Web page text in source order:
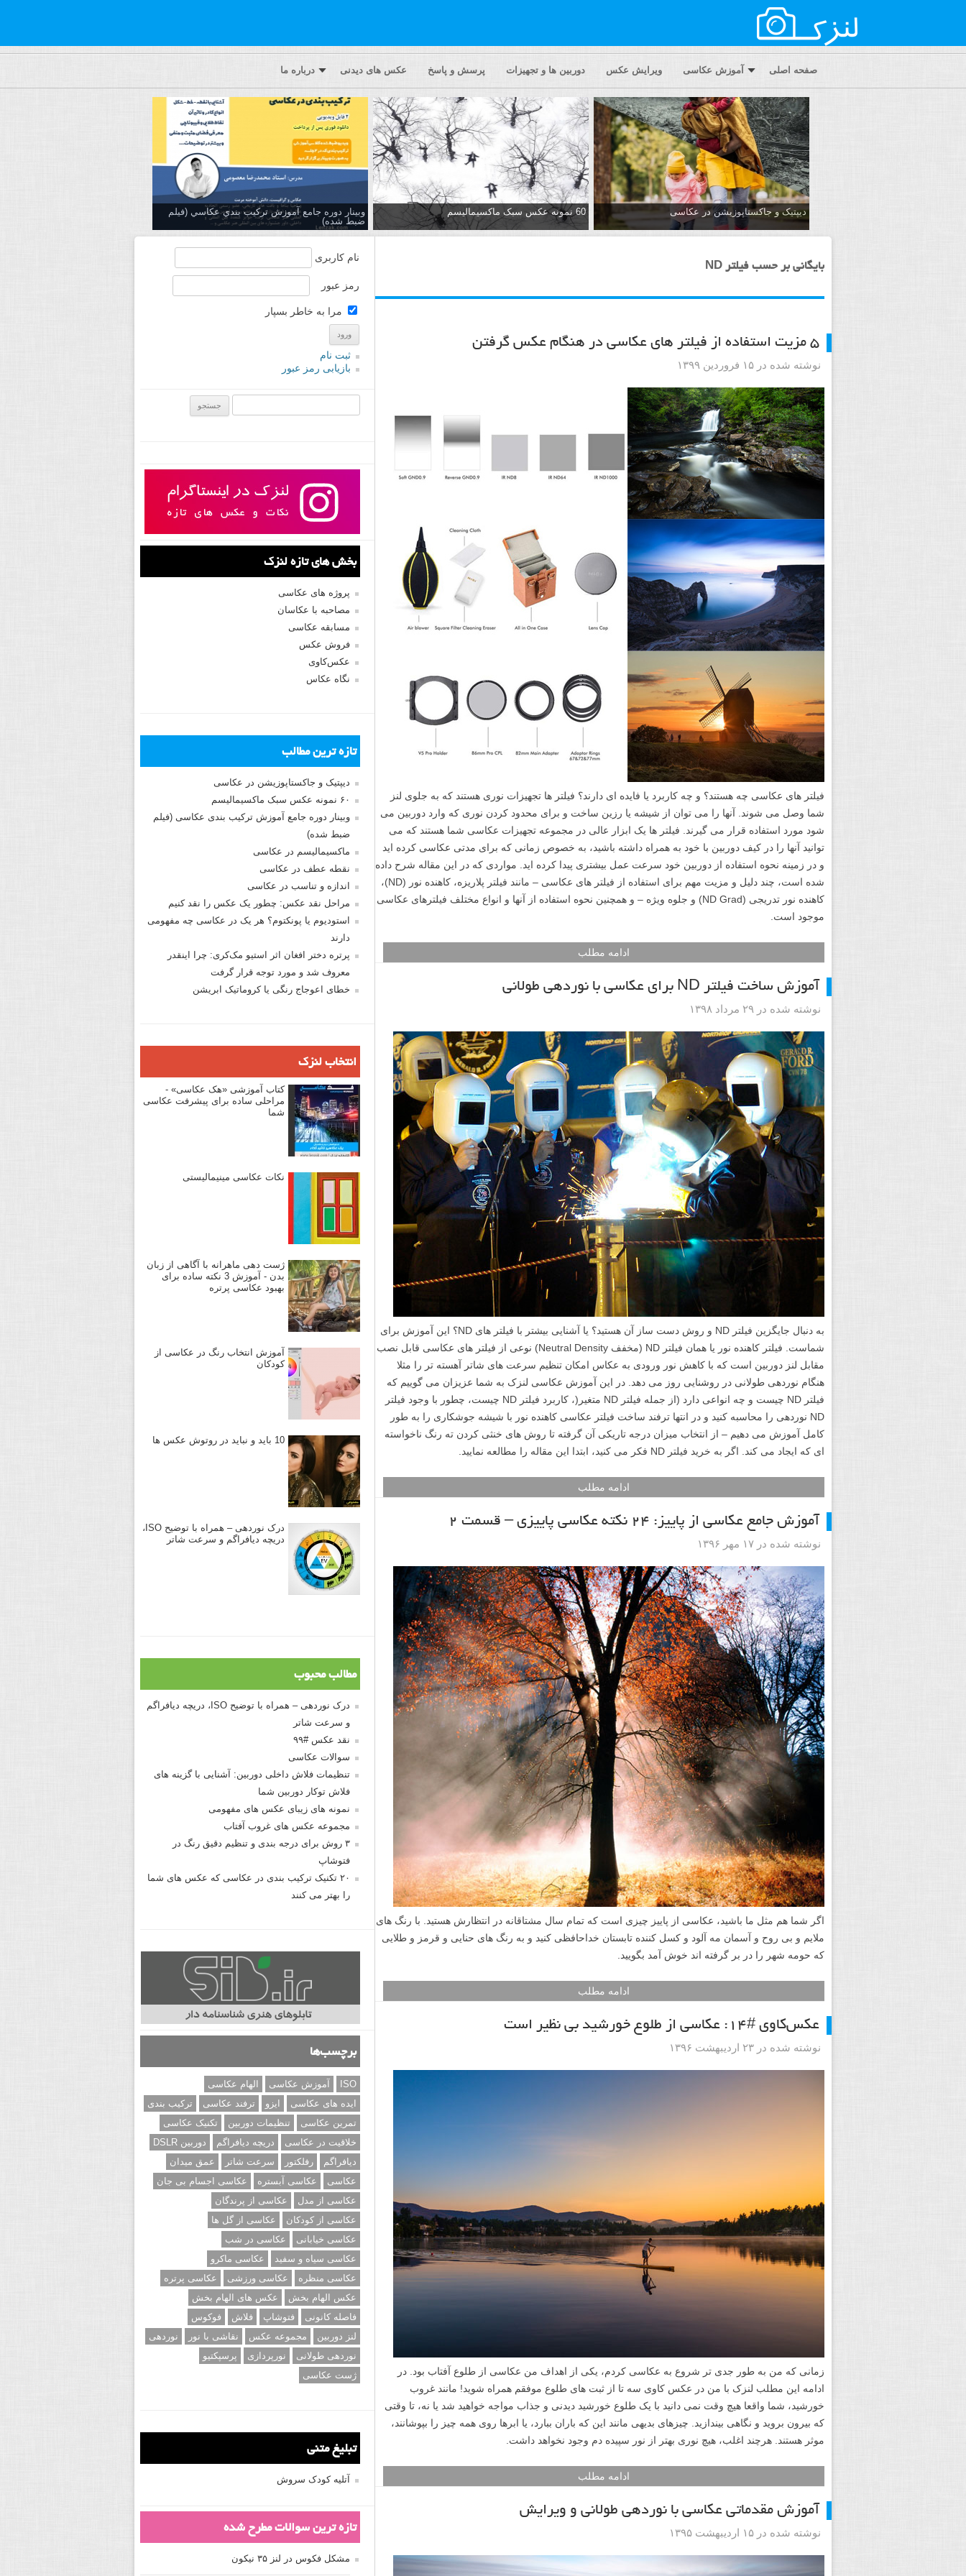
صفحه اصلی آموزش عکاسی ویرایش عکس دوربین ها و تجهیزات پرسش و پاسخ عکس های دیدنی درباره ما
دیپتیک و جاکستا‌پوزیشن در عکاسی 60 نمونه عکس سبک ماکسیمالیسم
وبینار دوره جامع آموزش تركيب بندي عكاسي (فیلم
ضبط شده)
بایگانی بر حسب فیلتر ND
۵ مزیت استفاده از فیلتر های عکاسی در هنگام عکس گرفتن
نوشته شده در ۱۵ فروردین ۱۳۹۹
فیلتر های عکاسی چه هستند؟ و چه کاربرد یا فایده ای دارند؟ فیلتر ها تجهیزات نوری هستند که به جلوی لنز
شما وصل می شوند. آنها را می توان از شیشه یا رزین ساخت و برای محدود کردن نوری که وارد دوربین می
شود مورد استفاده قرار می گیرند. فیلتر ها یک ابزار عالی در مجموعه تجهیزات عکاسی شما هستند که می
توانید آنها را در کیف دوربین با خود به همراه داشته باشید، به خصوص زمانی که برای مدتی عکاسی کرده اید
و در زمینه نحوه استفاده از دوربین خود سرعت عمل بیشتری پیدا کرده اید. مواردی که در این مقاله شرح داده
شده است، چند دلیل و مزیت مهم برای استفاده از فیلتر های عکاسی – مانند فیلتر پلاریزه، کاهنده نور (ND)،
کاهنده نور تدریجی (ND Grad) و جلوه ویژه – و همچنین نحوه استفاده از آنها و انواع مختلف فیلترهای عکاسی
موجود است.
ادامه مطلب
آموزش ساخت فیلتر ND برای عکاسی با نوردهی طولانی
نوشته شده در ۲۹ مرداد ۱۳۹۸
به دنبال جایگزین فیلتر ND و روش دست ساز آن هستید؟ یا آشنایی بیشتر با فیلتر های ND؟ این آموزش برای
شماست. فیلتر کاهنده نور یا همان فیلتر ND (مخفف Neutral Density) نوعی از فیلتر های عکاسی قابل نصب
مقابل لنز دوربین است که با کاهش نور ورودی به عکاس امکان تنظیم سرعت های شاتر آهسته تر را مثلا
هنگام نوردهی طولانی در روشنایی روز می دهد. در این آموزش عکاسی لنزک به شما عزیزان می گوییم که
فیلتر ND چیست و چه انواعی دارد (از جمله فیلتر ND متغیر(، کاربرد فیلتر ND چیست، چطور با وجود فیلتر
ND نوردهی را محاسبه کنید و در انتها ترفند ساخت فیلتر عکاسی کاهنده نور با شیشه جوشکاری را به طور
کامل آموزش می دهیم – از انتخاب میزان درجه تاریکی آن گرفته تا روش های خنثی کردن ته رنگ ناخواسته
ای که ایجاد می کند. اگر به خرید فیلتر ND فکر می کنید، ابتدا این مقاله را مطالعه نمایید.
ادامه مطلب
آموزش جامع عکاسی از پاییز: ۲۴ نکته عکاسی پاییزی – قسمت ۲
نوشته شده در ۱۷ مهر ۱۳۹۶
اگر شما هم مثل ما باشید، عکاسی از پاییز چیزی است که تمام سال مشتاقانه در انتظارش هستید. با رنگ های
ملایم و بی روح و آسمان مه آلود و کسل کننده تابستان خداحافظی کنید و به رنگ های حنایی و قرمز و طلایی
که حومه شهر را در بر گرفته اند خوش آمد بگویید.
ادامه مطلب
عکس‌کاوی #۱۴: عکاسی از طلوع خورشید بی نظیر است
نوشته شده در ۲۳ اردیبهشت ۱۳۹۶
زمانی که من به طور جدی تر شروع به عکاسی کردم، یکی از اهداف من عکاسی از طلوع آفتاب بود. در
ادامه این مطلب لنزک با من در عکس کاوی سه تا از ثبت های طلوع موفقم همراه شوید! مانند غروب
خورشید، شما واقعا هیچ وقت نمی دانید با یک طلوع خورشید دیدنی و جذاب مواجه خواهید شد یا نه، تا وقتی
که بیرون بروید و نگاهی بیندازید. چیزهای بدیهی مانند این که باران ببارد، یا ابرها روی همه چیز را بپوشانند،
موثر هستند. هرچند اغلب، هیچ نوری بهتر از نور سپیده دم وجود نخواهد داشت.
ادامه مطلب
آموزش مقدماتی عکاسی با نوردهی طولانی و ویرایش
نوشته شده در ۱۵ اردیبهشت ۱۳۹۵
نام کاربری
رمز عبور
مرا به خاطر بسپار
ثبت نام
بازیابی رمز عبور
بخش های تازه لنزک
پروژه های عکاسی
مصاحبه با عکاسان
مسابقه عکاسی
فروش عکس
عکس‌کاوی
نگاه عکاس
تازه ترین مطالب
دیپتیک و جاکستا‌پوزیشن در عکاسی
۶۰ نمونه عکس سبک ماکسیمالیسم
وبینار دوره جامع آموزش ترکیب بندی عکاسی (فیلم
ضبط شده)
ماکسیمالیسم در عکاسی
نقطه عطف در عکاسی
اندازه و تناسب در عکاسی
مراحل نقد عکس: چطور یک عکس را نقد کنیم
استودیوم یا پونکتوم؟ هر یک در عکاسی چه مفهومی
دارند
پرتره دختر افغان اثر استیو مک‌کری: چرا اینقدر
معروف شد و مورد توجه قرار گرفت
خطای اعوجاج رنگی یا کروماتیک ابریشن
انتخاب لنزک
کتاب آموزشی «هک عکاسی» -
مراحلی ساده برای پیشرفت عکاسی
شما
نکات عکاسی مینیمالیستی
ژست دهی ماهرانه با آگاهی از زبان
بدن - آموزش 3 نکته ساده برای
بهبود عکاسی پرتره
آموزش انتخاب رنگ در عکاسی از
کودکان
10 باید و نباید در روتوش عکس ها
درک نوردهی – همراه با توضیح ISO،
دریچه دیافراگم و سرعت شاتر
مطالب محبوب
درک نوردهی – همراه با توضیح ISO، دریچه دیافراگم
و سرعت شاتر
نقد عکس #۹۹
سوالات عکاسی
تنظیمات فلاش داخلی دوربین: آشنایی با گزینه های
فلاش توکار دوربین شما
نمونه های زیبای عکس های مفهومی
مجموعه عکس های غروب آفتاب
۳ روش برای درجه بندی و تنظیم دقیق رنگ در
فتوشاپ
۲۰ تکنیک ترکیب بندی در عکاسی که عکس های شما
را بهتر می کنند
برچسب‌ها
ISO آموزش عکاسی
الهام عکاسی
ایده های عکاسی
ایزو ترفند عکاسی
ترکیب بندی
تمرین عکاسی
تنظیمات دوربین
تکنیک عکاسی
خلاقیت در عکاسی
دریچه دیافراگم
دوربین DSLR
دیافراگم
رفلکتور سرعت شاتر
عمق میدان
عکاسی
عکاسی آبستره
عکاسی اجسام بی جان
عکاسی از مدل
عکاسی از پرندگان
عکاسی از کودکان
عکاسی از گل ها
عکاسی خیابانی
عکاسی در شب
عکاسی سیاه و سفید
عکاسی ماکرو
عکاسی منظره
عکاسی ورزشی
عکاسی پرتره
عکس الهام بخش
عکس های الهام بخش
فاصله کانونی
فتوشاپ فلاش
فوکوس
لنز دوربین
مجموعه عکس نقاشی با نور
نوردهی
نوردهی طولانی
نورپردازی
پرسپکتیو
ژست عکاسی
تبلیغ متنی
آتلیه کودک سروش
تازه ترین سوالات مطرح شده
مشکل فکوس در لنز ۳۵ نیکون